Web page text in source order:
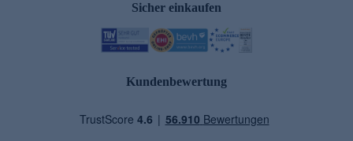
Sicher einkaufen
Kundenbewertung